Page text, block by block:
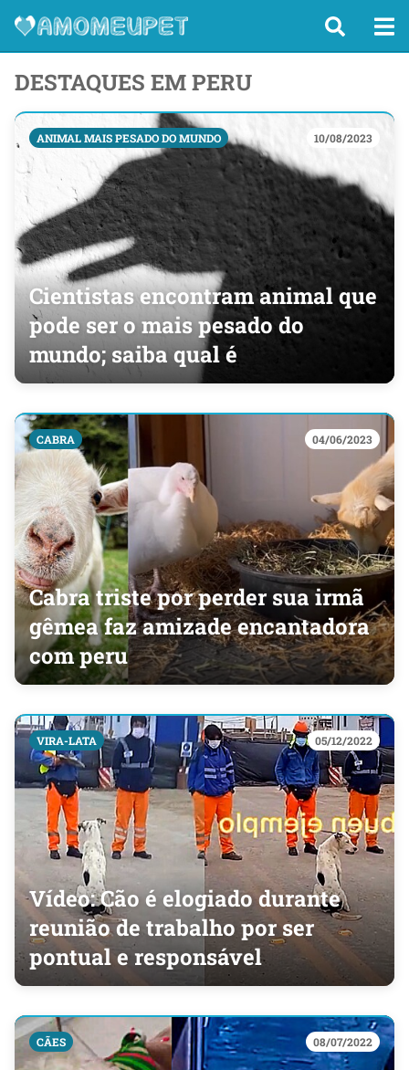
DESTAQUES EM PERU
ANIMAL MAIS PESADO DO MUNDO 10/08/2023
Cientistas encontram animal que
pode ser o mais pesado do
mundo; saiba qual é
CABRA 04/06/2023
Cabra triste por perder sua irmã
gêmea faz amizade encantadora
com peru
VIRA-LATA 05/12/2022
Vídeo: Cão é elogiado durante
reunião de trabalho por ser
pontual e responsável
CÃES 08/07/2022